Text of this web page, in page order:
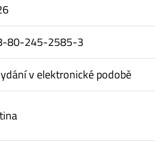
80-245-2585-3
v elektronické podobě